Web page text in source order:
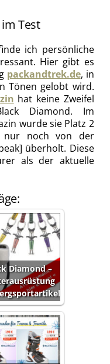
Test
ich persönliche
Hier gibt es
packandtrek.de, in
Tönen gelobt wird.
hat keine Zweifel
Diamond. Im
wurde sie Platz 2
nur noch von der
überholt. Diese
als der aktuelle
Diamond –